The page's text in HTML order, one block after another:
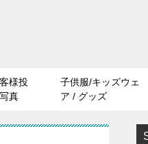
様投
真
子供服/キッズウェ
ア / グッズ